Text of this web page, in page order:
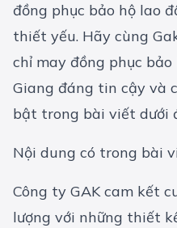
đồng phục bảo hộ lao
thiết yếu. Hãy cùng
chỉ may đồng phục
Giang đáng tin cậy và
bật trong bài viết dưới
Nội dung có trong bài
Công ty GAK cam kết
lượng với những thiết